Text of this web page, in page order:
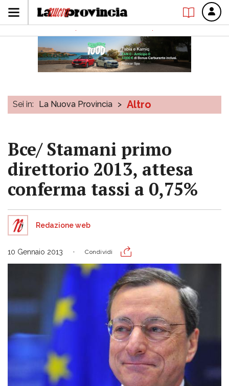
Sei in: La Nuova Provincia > Altro
Bce/ Stamani primo
direttorio 2013, attesa
conferma tassi a 0,75%
Redazione web
10 Gennaio 2013 Condividi